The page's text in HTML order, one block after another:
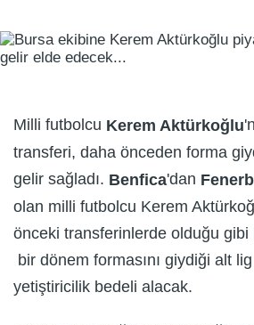
Milli futbolcu Kerem Aktürkoğlu
transferi, daha önceden forma
gelir sağladı. Benfica'dan
olan milli futbolcu Kerem
önceki transferinlerde olduğu
bir dönem formasını giydiği alt
yetiştiricilik bedeli alacak.